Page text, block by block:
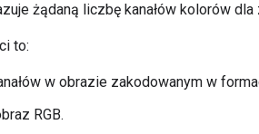
żądaną liczbę kanałów kolorów
to:
w obrazie zakodowanym w
RGB.